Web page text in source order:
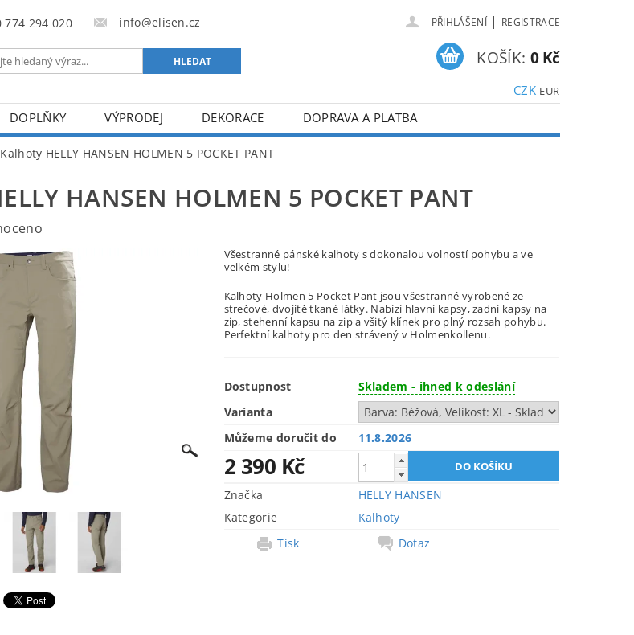
774 294 020 info@elisen.cz PŘIHLÁŠENÍ | REGISTRACE
CZK EUR
KOŠÍK: 0 Kč
DOPLŇKY VÝPRODEJ DEKORACE
DOPRAVA A PLATBA
Kalhoty HELLY HANSEN HOLMEN 5 POCKET PANT
HANSEN HOLMEN 5 POCKET PANT
Všestranné pánské kalhoty s dokonalou volností pohybu a ve
velkém stylu!
Kalhoty Holmen 5 Pocket Pant jsou všestranné vyrobené ze
strečové, dvojitě tkané látky. Nabízí hlavní kapsy, zadní kapsy na
zip, stehenní kapsu na zip a všitý klínek pro plný rozsah pohybu.
Perfektní kalhoty pro den strávený v Holmenkollenu.
Dostupnost
Skladem - ihned k odeslání
Varianta
Můžeme doručit do
11.8.2026
2 390 Kč
Značka
HELLY HANSEN
Kategorie
Kalhoty
Tisk
Dotaz